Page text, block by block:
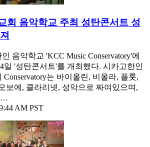
회 음악학교 주최 성탄콘서트 성
음악학교 'KCC Music Conservatory'에
일 '성탄콘서트'를 개최했다. 시카고한인
Conservatory는 바이올린, 비올라, 플룻,
보에, 클라리넷, 성악으로 짜여있으며,
…
AM PST